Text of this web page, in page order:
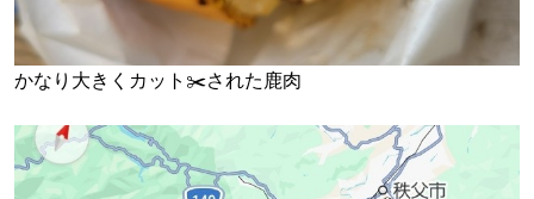
かなり大きくカット✂️された鹿肉